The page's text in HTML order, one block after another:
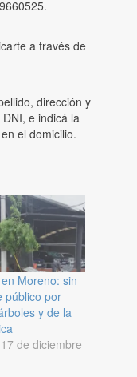
a través de
dirección y
e indicá la
el domicilio.
Moreno: sin
público por
y de la
de diciembre